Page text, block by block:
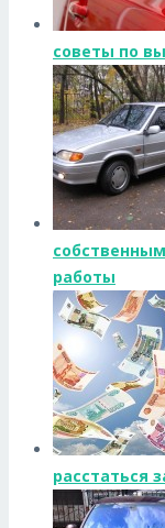
советы по
работы
расстаться